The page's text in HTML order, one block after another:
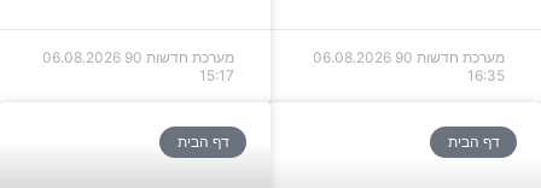
מערכת חדשות 90
06.08.2026
16:35
מערכת חדשות 90
06.08.2026
15:17
דף הבית דף הבית